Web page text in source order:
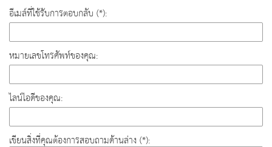
อีเมล์ที่ใช้รับการตอบกลับ (*):
หมายเลขโทรศัพท์ของคุณ:
ไลน์ไอดีของคุณ:
เขียนสิ่งที่คุณต้องการสอบถามด้านล่าง (*):